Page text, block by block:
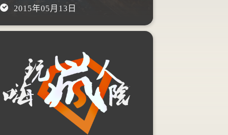
2015年05月13日